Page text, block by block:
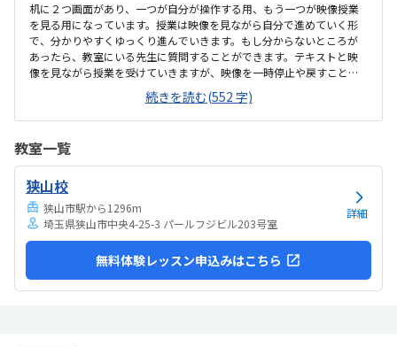
机に２つ画面があり、一つが自分が操作する用、もう一つが映像授業
を見る用になっています。授業は映像を見ながら自分で進めていく形
で、分かりやすくゆっくり進んでいきます。もし分からないところが
あったら、教室にいる先生に質問することができます。テキストと映
像を見ながら授業を受けていきますが、映像を一時停止や戻すことは
できますがスキップはできません。分かりやすい内容ですが、指示さ
れたことが早く終わってしまうと時間を持て余してしまうこともあり
ます。駅近のため、駐輪場は数台分ありますが駐車場はありません。
も多いです。お知らせや作品などの掲示物はいつも綺麗に貼られてい
て、教室内は綺麗に保たれています。良心的な値段で、また季節のオプ
ションの講習なども必要に応じて選ぶことができ、負担になることな
く続けられています。映像授業がメインではあります...
続きを読む(552 字)
教室一覧
狭山校
狭山市駅から1296m
埼玉県狭山市中央4-25-3 パールフジビル203号室
詳細
無料体験レッスン申込みはこちら